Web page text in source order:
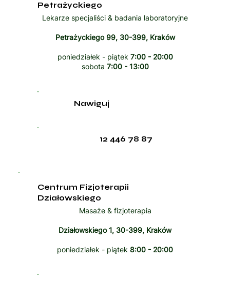
Petrażyckiego
Lekarze specjaliści & badania laboratoryjne
Petrażyckiego 99, 30-399, Kraków
poniedziałek - piątek 7:00 - 20:00
sobota 7:00 - 13:00
12 446 78 87
Nawiguj
Centrum Fizjoterapii
Działowskiego
Masaże & fizjoterapia
Działowskiego 1, 30-399, Kraków
poniedziałek - piątek 8:00 - 20:00